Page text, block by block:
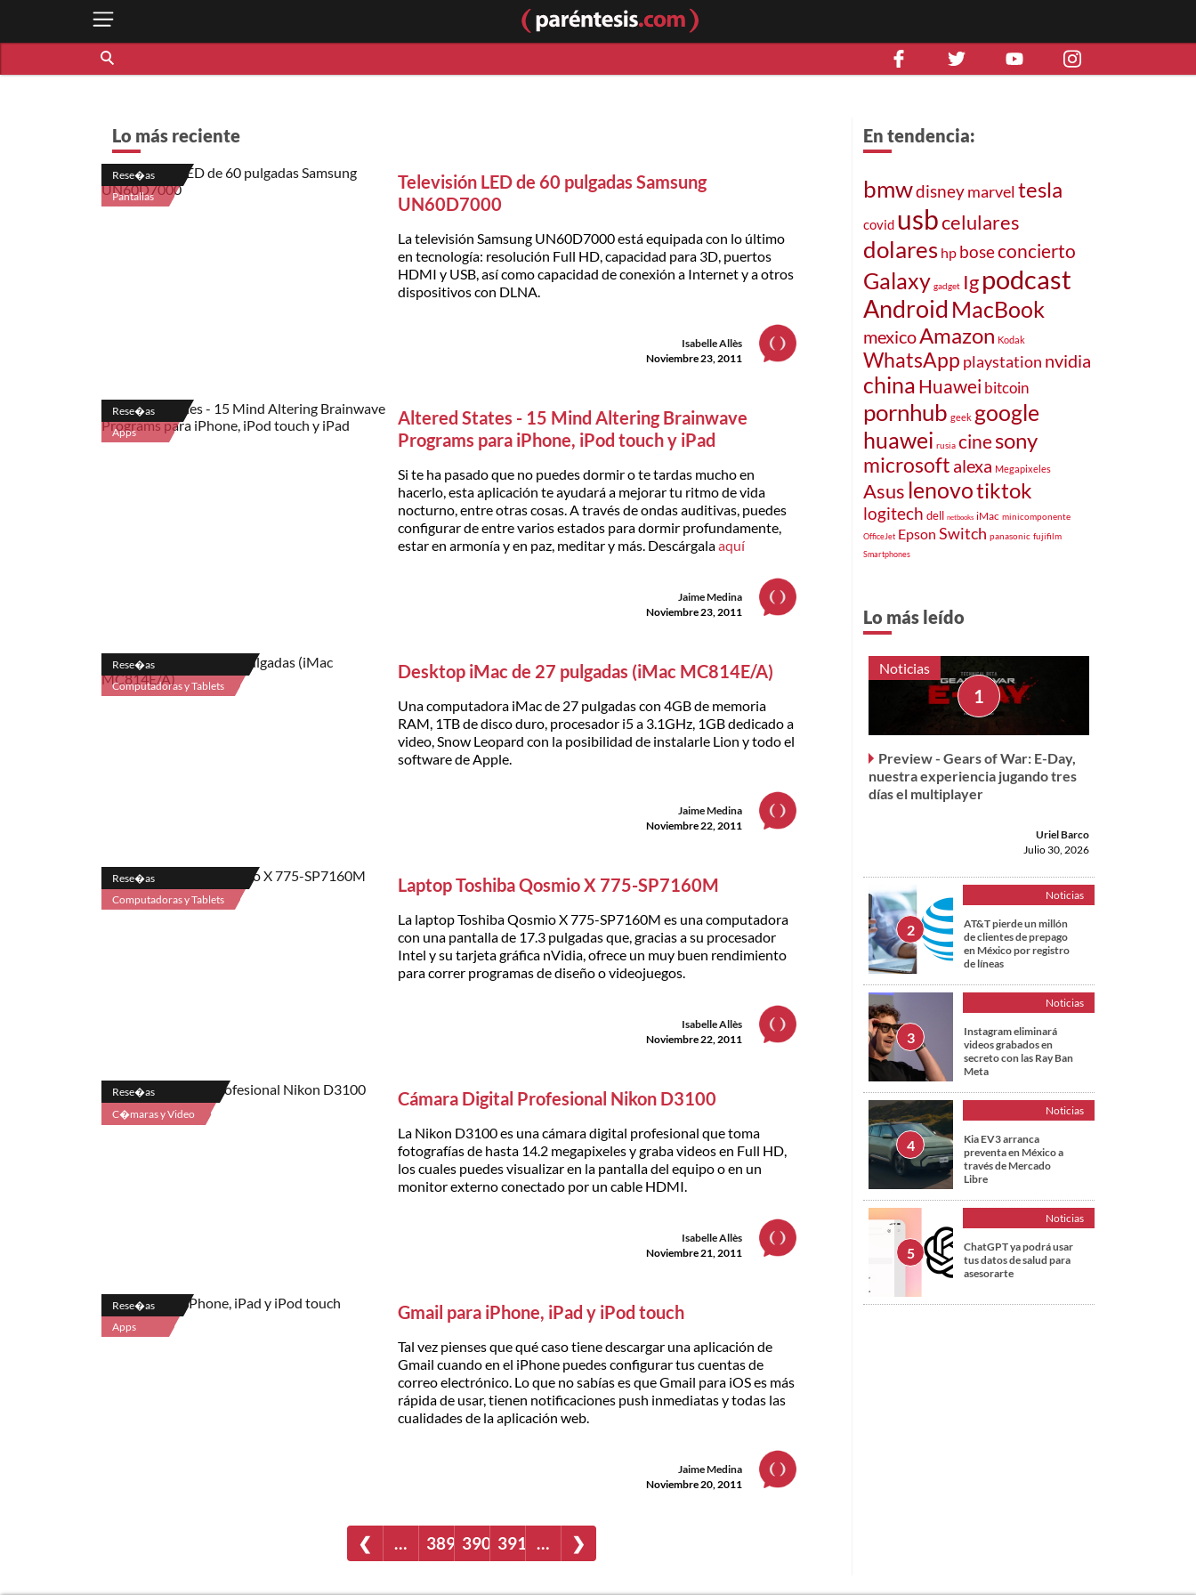
Lo más reciente
Rese�as
Pantallas
Televisión LED de 60 pulgadas Samsung
UN60D7000
La televisión Samsung UN60D7000 está equipada con lo último
en tecnología: resolución Full HD, capacidad para 3D, puertos
HDMI y USB, así como capacidad de conexión a Internet y a otros
dispositivos con DLNA.
Isabelle Allès
Noviembre 23, 2011
Rese�as
Apps
Altered States - 15 Mind Altering Brainwave
Programs para iPhone, iPod touch y iPad
Si te ha pasado que no puedes dormir o te tardas mucho en
hacerlo, esta aplicación te ayudará a mejorar tu ritmo de vida
nocturno, entre otras cosas. A través de ondas auditivas, puedes
configurar de entre varios estados para dormir profundamente,
estar en armonía y en paz, meditar y más. Descárgalaaquí
Jaime Medina
Noviembre 23, 2011
Rese�as
Computadoras y Tablets
Desktop iMac de 27 pulgadas (iMac MC814E/A)
Una computadora iMac de 27 pulgadas con 4GB de memoria
RAM, 1TB de disco duro, procesador i5 a 3.1GHz, 1GB dedicado a
video, Snow Leopard con la posibilidad de instalarle Lion y todo el
software de Apple.
Jaime Medina
Noviembre 22, 2011
Rese�as
Computadoras y Tablets
Laptop Toshiba Qosmio X 775-SP7160M
La laptop Toshiba Qosmio X 775-SP7160M es una computadora
con una pantalla de 17.3 pulgadas que, gracias a su procesador
Intel y su tarjeta gráfica nVidia, ofrece un muy buen rendimiento
para correr programas de diseño o videojuegos.
Isabelle Allès
Noviembre 22, 2011
Rese�as
C�maras y Video
Cámara Digital Profesional Nikon D3100
La Nikon D3100 es una cámara digital profesional que toma
fotografías de hasta 14.2 megapixeles y graba videos en Full HD,
los cuales puedes visualizar en la pantalla del equipo o en un
monitor externo conectado por un cable HDMI.
Isabelle Allès
Noviembre 21, 2011
Rese�as
Apps
Gmail para iPhone, iPad y iPod touch
Tal vez pienses que qué caso tiene descargar una aplicación de
Gmail cuando en el iPhone puedes configurar tus cuentas de
correo electrónico. Lo que no sabías es que Gmail para iOS es más
rápida de usar, tienen notificaciones push inmediatas y todas las
cualidades de la aplicación web.
Jaime Medina
Noviembre 20, 2011
❮ … 389 390 391 … ❯
En tendencia:
bmwdisneymarveltesla
covid usbcelulares
dolares hp boseconcierto
Galaxy gadget Igpodcast
Android MacBook
mexicoAmazon Kodak
WhatsApp playstation nvidia
china Huawei bitcoin
pornhub geek google
huawei rusia cinesony
microsoft alexa Megapixeles
Asus lenovotiktok
logitech dell netbooks iMac minicomponente
OfficeJet Epson Switch panasonic fujifilm
Smartphones
Lo más leído
Noticias
Preview - Gears of War: E-Day,
nuestra experiencia jugando tres
días el multiplayer
Uriel Barco
Julio 30, 2026
Noticias
AT&T pierde un millón
de clientes de prepago
en México por registro
de líneas
Noticias
Instagram eliminará
videos grabados en
secreto con las Ray Ban
Meta
Noticias
Kia EV3 arranca
preventa en México a
través de Mercado
Libre
Noticias
ChatGPT ya podrá usar
tus datos de salud para
asesorarte